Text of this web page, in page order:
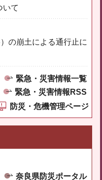
いて
の崩土による通行止に
緊急・災害情報一覧
緊急・災害情報RSS
防災・危機管理ページ
奈良県防災ポータル